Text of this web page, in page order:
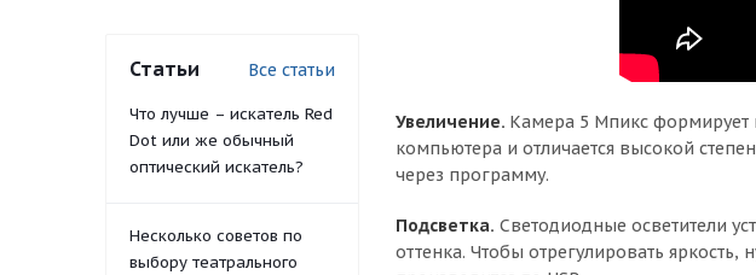
Увеличение. Камера 5 Мпикс формирует
компьютера и отличается высокой
через программу.
Подсветка. Светодиодные осветители
оттенка. Чтобы отрегулировать
Статьи Все статьи
Что лучше – искатель Red
Dot или же обычный
оптический искатель?
Несколько советов по
выбору театрального